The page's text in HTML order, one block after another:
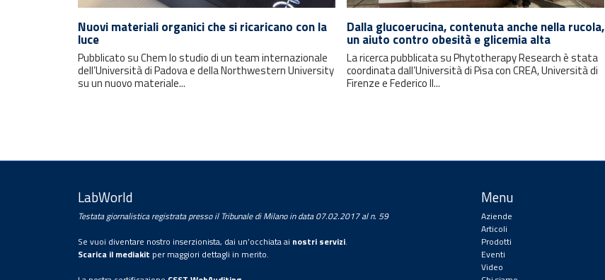
Nuovi materiali organici che si ricaricano con la
luce
Pubblicato su Chem lo studio di un team internazionale
dell’Università di Padova e della Northwestern University
su un nuovo materiale...
Dalla glucoerucina, contenuta anche nella rucola,
un aiuto contro obesità e glicemia alta
La ricerca pubblicata su Phytotherapy Research è stata
coordinata dall’Università di Pisa con CREA, Università di
Firenze e Federico II...
LabWorld
Testata giornalistica registrata presso il Tribunale di Milano in data 07.02.2017 al n. 59
Se vuoi diventare nostro inserzionista, dai un’occhiata ai nostri servizi.
Scarica il mediakit per maggiori dettagli in merito.
Menu
Aziende
Articoli
Prodotti
Eventi
Video
Rimani sempre aggiornato con le
ultime notizie e i prossimi eventi.
Con la sottoscrizione della presente, l’utente